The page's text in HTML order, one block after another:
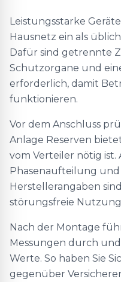
Leistungsstarke
Hausnetz ein als
Dafür sind getrennte
Schutzorgane und
erforderlich, damit
funktionieren.
Vor dem Anschluss
Anlage Reserven
vom Verteiler nötig
Phasenaufteilung
Herstellerangaben
störungsfreie
Nach der Montage
Messungen durch
Werte. So haben Sie
gegenüber